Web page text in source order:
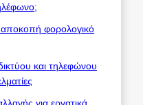
αποκοπή φορολογικό
και τηλεφώνου
για εργατικά